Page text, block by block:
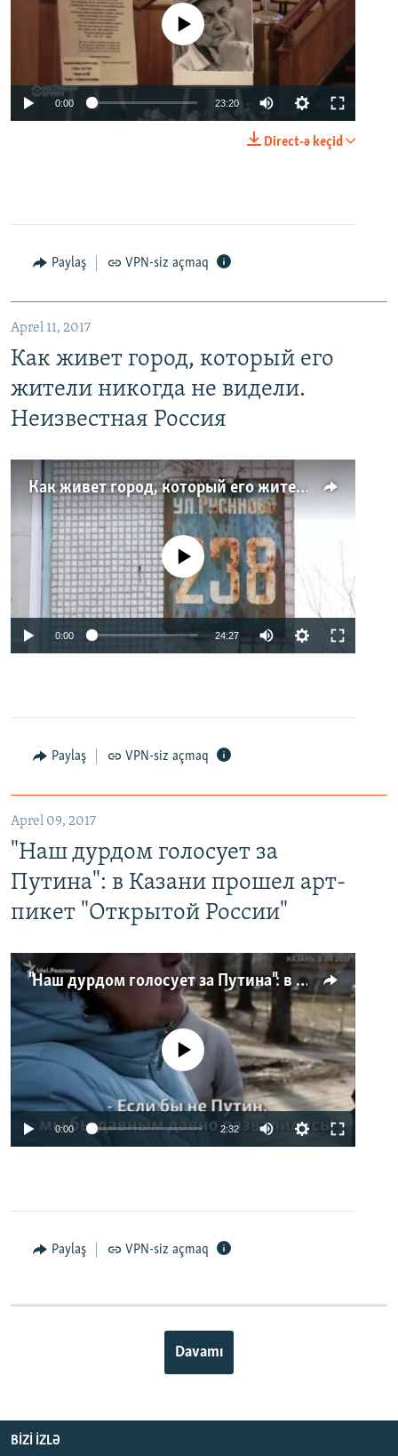
No media source currently available
0:00 23:20
Direct-ə keçid
Paylaş VPN-siz açmaq
Aprel 11, 2017
Как живет город, который его
жители никогда не видели.
Неизвестная Россия
Как живет город, который его жители никогда не видели. Неизвестная Россия
No media source currently available
0:00 24:27
Paylaş VPN-siz açmaq
Aprel 09, 2017
"Наш дурдом голосует за
Путина": в Казани прошел арт-
пикет "Открытой России"
"Наш дурдом голосует за Путина": в Казани прошел арт-пикет "Открытой России"
No media source currently available
0:00 2:32
Paylaş VPN-siz açmaq
Davamı
BIZI IZLƏ